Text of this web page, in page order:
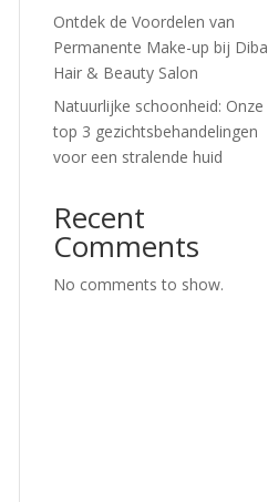
Ontdek de Voordelen van
Permanente Make-up bij Diba
Hair & Beauty Salon
Natuurlijke schoonheid: Onze
top 3 gezichtsbehandelingen
voor een stralende huid
Recent
Comments
No comments to show.